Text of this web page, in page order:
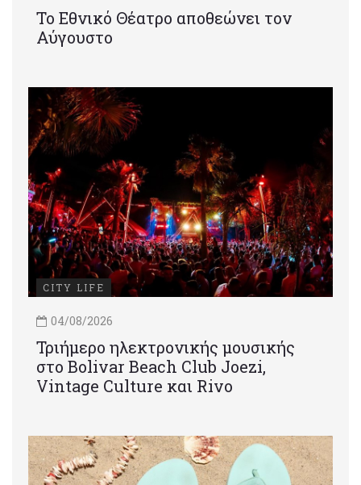
Το Εθνικό Θέατρο αποθεώνει τον
Αύγουστο
CITY LIFE
04/08/2026
Τριήμερο ηλεκτρονικής μουσικής
στο Bolivar Beach Club Joezi,
Vintage Culture και Rivo